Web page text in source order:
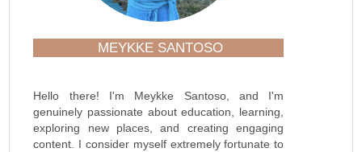
MEYKKE SANTOSO
Hello there! I'm Meykke Santoso, and I'm
genuinely passionate about education, learning,
exploring new places, and creating engaging
content. I consider myself extremely fortunate to